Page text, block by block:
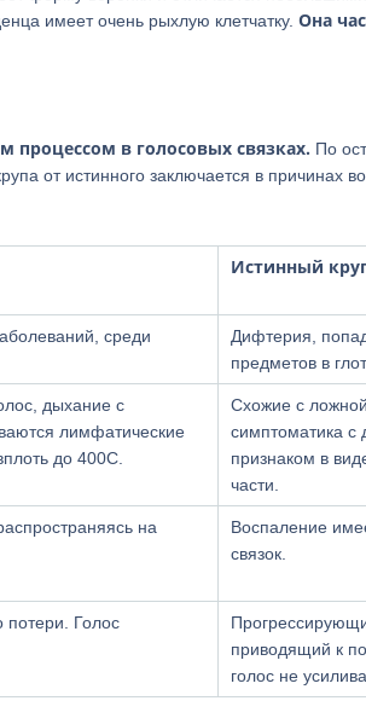
имеет очень рыхлую клетчатку. Она
в голосовых связках. По
от истинного заключается в причинах
Истинный
среди
Дифтерия,
предметов в
дыхание с
лимфатические
до 400С.
Схожие с
симптоматика с
признаком в
части.
на
Воспаление
связок.
потери. Голос
приводящий к
голос не